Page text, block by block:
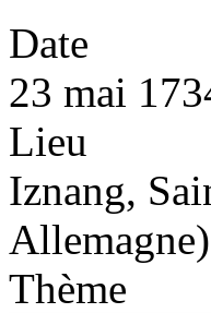
Date
23 mai
Lieu
Iznang,
Allemagne)
Thème